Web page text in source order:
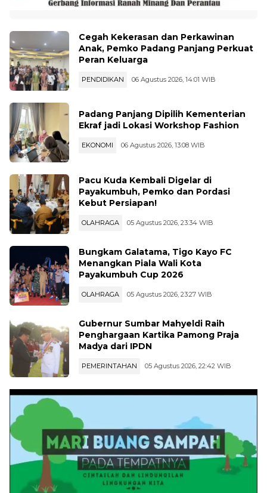
Anak, Pemko Padang Panjang Perkuat
Peran Keluarga
PENDIDIKAN 06 Agustus 2026, 14:01 WIB
Ekraf jadi Lokasi Workshop Fashion
EKONOMI 06 Agustus 2026, 13:08 WIB
Payakumbuh, Pemko dan Pordasi
Kebut Persiapan!
OLAHRAGA 05 Agustus 2026, 23:34 WIB
Menangkan Piala Wali Kota
Payakumbuh Cup 2026
OLAHRAGA 05 Agustus 2026, 23:27 WIB
Penghargaan Kartika Pamong Praja
Madya dari IPDN
PEMERINTAHAN 05 Agustus 2026, 22:42 WIB